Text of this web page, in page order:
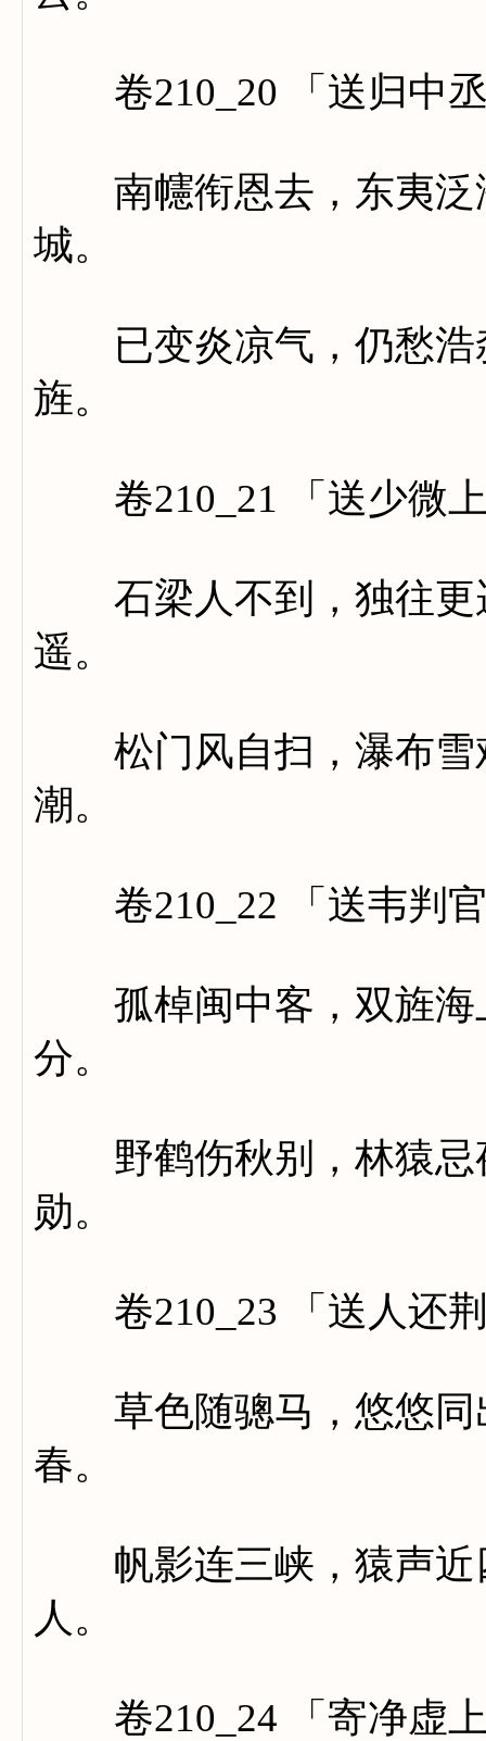
卷210_20 「送归中丞
南幰衔恩去，东夷泛
城。
已变炎凉气，仍愁浩
旌。
卷210_21 「送少微上
石梁人不到，独往更
遥。
松门风自扫，瀑布雪
潮。
卷210_22 「送韦判官
孤棹闽中客，双旌海
分。
野鹤伤秋别，林猿忌
勋。
卷210_23 「送人还荆
草色随骢马，悠悠同
春。
帆影连三峡，猿声近
人。
卷210_24 「寄净虚上